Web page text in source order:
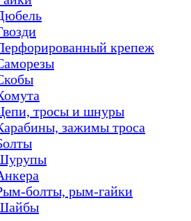
крепеж
тросы и шнуры
зажимы троса
болты, рым-гайки